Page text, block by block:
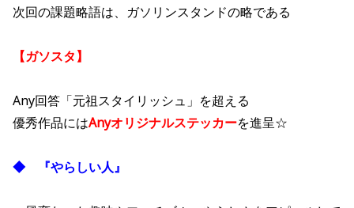
次回の課題略語は、ガソリンスタンドの略である
【ガソスタ】
Any回答「元祖スタイリッシュ」を超える
優秀作品にはAnyオリジナルステッカーを進呈☆
◆ 『やらしい人』